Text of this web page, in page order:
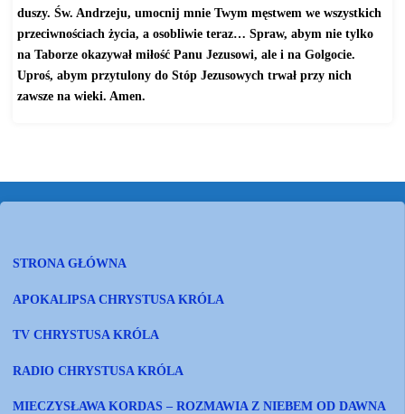
duszy. Św. Andrzeju, umocnij mnie Twym męstwem we wszystkich
przeciwnościach życia, a osobliwie teraz… Spraw, abym nie tylko
na Taborze okazywał miłość Panu Jezusowi, ale i na Golgocie.
Uproś, abym przytulony do Stóp Jezusowych trwał przy nich
zawsze na wieki. Amen.
STRONA GŁÓWNA
APOKALIPSA CHRYSTUSA KRÓLA
TV CHRYSTUSA KRÓLA
RADIO CHRYSTUSA KRÓLA
MIECZYSŁAWA KORDAS – ROZMAWIA Z NIEBEM OD DAWNA